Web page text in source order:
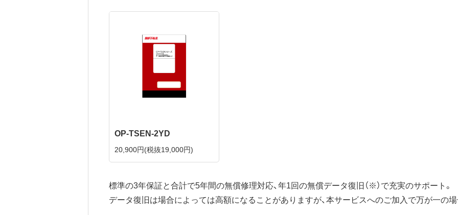
OP-TSEN-2YD
20,900円(税抜19,000円)
標準の3年保証と合計で5年間の無償修理対応、年1回の無償データ復旧（※）で充実のサポート。
データ復旧は場合によっては高額になることがありますが、本サービスへのご加入で万が一の